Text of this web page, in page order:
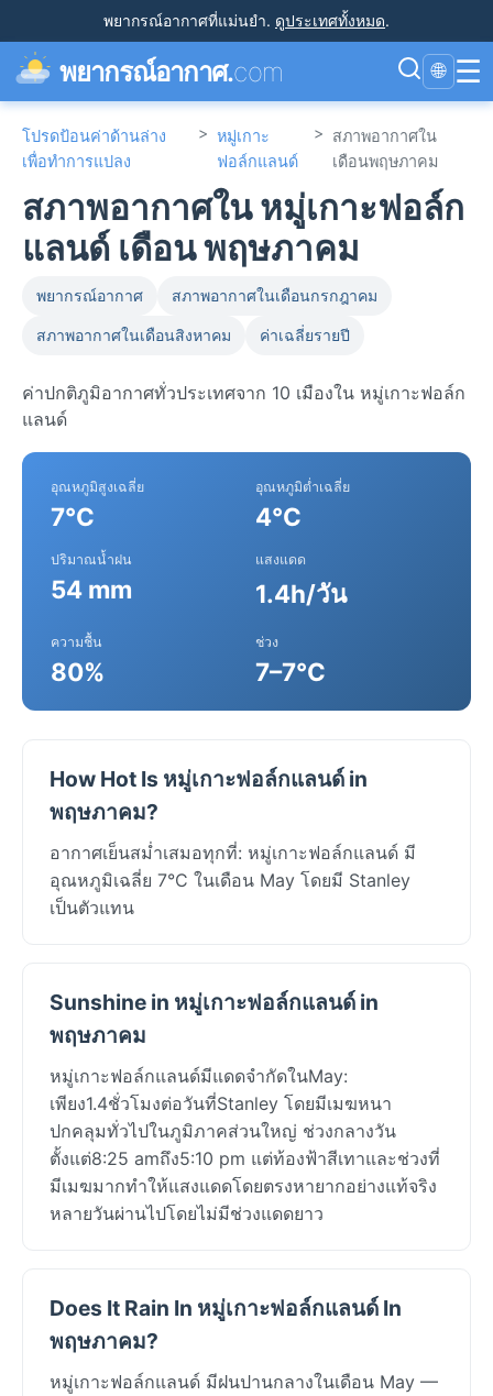
พยากรณ์อากาศที่แม่นยำ. ดูประเทศทั้งหมด.
พยากรณ์อากาศ.com 🌐 ☰
โปรดป้อนค่าด้านล่าง
เพื่อทำการแปลง
> หมู่เกาะ
ฟอล์กแลนด์
> สภาพอากาศใน
เดือนพฤษภาคม
สภาพอากาศใน หมู่เกาะฟอล์ก
แลนด์ เดือน พฤษภาคม
พยากรณ์อากาศ สภาพอากาศในเดือนกรกฎาคม
สภาพอากาศในเดือนสิงหาคม ค่าเฉลี่ยรายปี
ค่าปกติภูมิอากาศทั่วประเทศจาก 10 เมืองใน หมู่เกาะฟอล์ก
แลนด์
อุณหภูมิสูงเฉลี่ย
7°C
อุณหภูมิต่ำเฉลี่ย
4°C
ปริมาณน้ำฝน
54 mm
แสงแดด
1.4h/วัน
ความชื้น
80%
ช่วง
7–7°C
How Hot Is หมู่เกาะฟอล์กแลนด์ in
พฤษภาคม?
อากาศเย็นสม่ำเสมอทุกที่: หมู่เกาะฟอล์กแลนด์ มี
อุณหภูมิเฉลี่ย 7°C ในเดือน May โดยมี Stanley
เป็นตัวแทน
Sunshine in หมู่เกาะฟอล์กแลนด์ in
พฤษภาคม
หมู่เกาะฟอล์กแลนด์มีแดดจำกัดในMay:
เพียง1.4ชั่วโมงต่อวันที่Stanley โดยมีเมฆหนา
ปกคลุมทั่วไปในภูมิภาคส่วนใหญ่ ช่วงกลางวัน
ตั้งแต่8:25 amถึง5:10 pm แต่ท้องฟ้าสีเทาและช่วงที่
มีเมฆมากทำให้แสงแดดโดยตรงหายากอย่างแท้จริง
หลายวันผ่านไปโดยไม่มีช่วงแดดยาว
Does It Rain In หมู่เกาะฟอล์กแลนด์ In
พฤษภาคม?
หมู่เกาะฟอล์กแลนด์ มีฝนปานกลางในเดือน May —